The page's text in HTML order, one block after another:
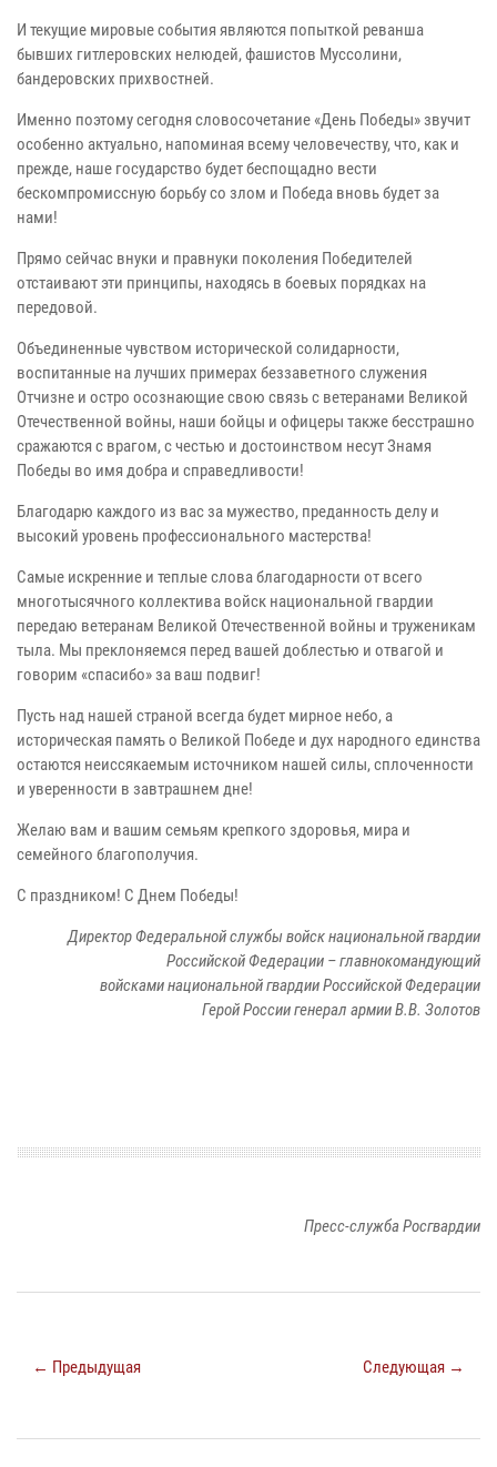
И текущие мировые события являются попыткой реванша
бывших гитлеровских нелюдей, фашистов Муссолини,
бандеровских прихвостней.
Именно поэтому сегодня словосочетание «День Победы» звучит
особенно актуально, напоминая всему человечеству, что, как и
прежде, наше государство будет беспощадно вести
бескомпромиссную борьбу со злом и Победа вновь будет за
нами!
Прямо сейчас внуки и правнуки поколения Победителей
отстаивают эти принципы, находясь в боевых порядках на
передовой.
Объединенные чувством исторической солидарности,
воспитанные на лучших примерах беззаветного служения
Отчизне и остро осознающие свою связь с ветеранами Великой
Отечественной войны, наши бойцы и офицеры также бесстрашно
сражаются с врагом, с честью и достоинством несут Знамя
Победы во имя добра и справедливости!
Благодарю каждого из вас за мужество, преданность делу и
высокий уровень профессионального мастерства!
Самые искренние и теплые слова благодарности от всего
многотысячного коллектива войск национальной гвардии
передаю ветеранам Великой Отечественной войны и труженикам
тыла. Мы преклоняемся перед вашей доблестью и отвагой и
говорим «спасибо» за ваш подвиг!
Пусть над нашей страной всегда будет мирное небо, а
историческая память о Великой Победе и дух народного единства
остаются неиссякаемым источником нашей силы, сплоченности
и уверенности в завтрашнем дне!
Желаю вам и вашим семьям крепкого здоровья, мира и
семейного благополучия.
С праздником! С Днем Победы!
Директор Федеральной службы войск национальной гвардии
Российской Федерации – главнокомандующий
войсками национальной гвардии Российской Федерации
Герой России генерал армии В.В. Золотов
Пресс-служба Росгвардии
← Предыдущая Следующая →